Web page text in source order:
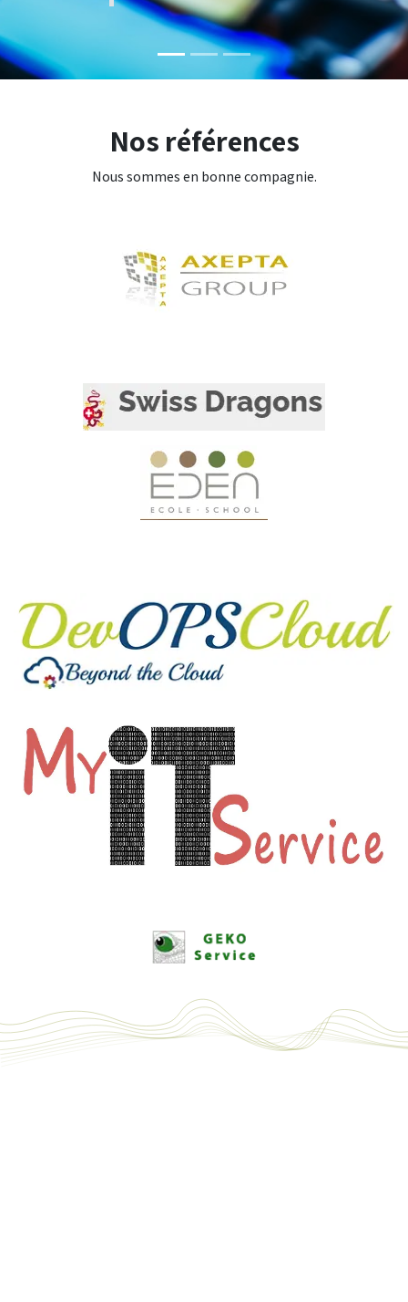
Nos références
Nous sommes en bonne compagnie.